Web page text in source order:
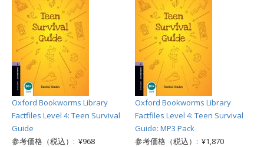
Oxford Bookworms Library
Factfiles Level 4: Teen Survival
Guide
参考価格（税込）: ¥968
Oxford Bookworms Library
Factfiles Level 4: Teen Survival
Guide: MP3 Pack
参考価格（税込）: ¥1,870